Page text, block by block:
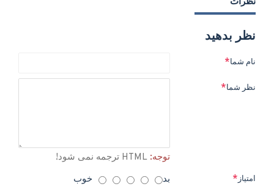
نظر بدهید
نام شما
نظر شما
توجه:
امتیاز بد خوب